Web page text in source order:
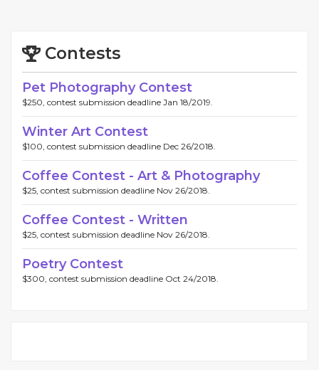
Contests
Pet Photography Contest
$250, contest submission deadline Jan 18/2019.
Winter Art Contest
$100, contest submission deadline Dec 26/2018.
Coffee Contest - Art & Photography
$25, contest submission deadline Nov 26/2018.
Coffee Contest - Written
$25, contest submission deadline Nov 26/2018.
Poetry Contest
$300, contest submission deadline Oct 24/2018.